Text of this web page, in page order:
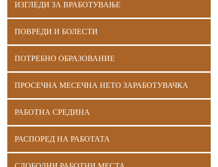
ИЗГЛЕДИ ЗА ВРАБОТУВАЊЕ
ПОВРЕДИ И БОЛЕСТИ
ПОТРЕБНО ОБРАЗОВАНИЕ
ПРОСЕЧНА МЕСЕЧНА НЕТО ЗАРАБОТУВАЧКА
РАБОТНА СРЕДИНА
РАСПОРЕД НА РАБОТАТА